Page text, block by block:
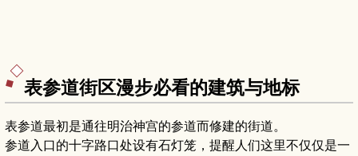
表参道街区漫步必看的建筑与地标
表参道最初是通往明治神宫的参道而修建的街道。
参道入口的十字路口处设有石灯笼，提醒人们这里不仅仅是一